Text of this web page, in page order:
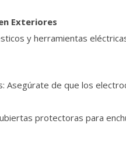
Exteriores
y herramientas
Asegúrate de que los
protectoras para